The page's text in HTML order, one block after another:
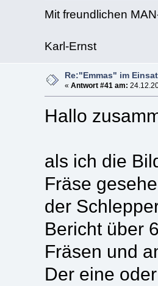
Mit freundlichen
Karl-Ernst
Re:"Emmas" im
« Antwort #41 am:
Hallo
als ich die
Fräse
der
Bericht über
Fräsen und
Der eine